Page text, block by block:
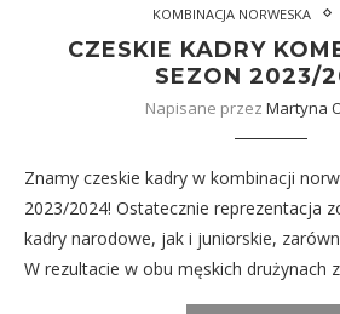
KOMBINACJA NORWESKA
CZESKIE KADRY
SEZON 2023/
Napisane przez Martyna
Znamy czeskie kadry w kombinacji
2023/2024! Ostatecznie reprezentacja
kadry narodowe, jak i juniorskie,
W rezultacie w obu męskich drużynach